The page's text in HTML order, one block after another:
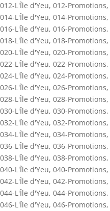
012-L'Île d'Yeu, 012-Promotions,
014-L'Île d'Yeu, 014-Promotions,
016-L'Île d'Yeu, 016-Promotions,
018-L'Île d'Yeu, 018-Promotions,
020-L'Île d'Yeu, 020-Promotions,
022-L'Île d'Yeu, 022-Promotions,
024-L'Île d'Yeu, 024-Promotions,
026-L'Île d'Yeu, 026-Promotions,
028-L'Île d'Yeu, 028-Promotions,
030-L'Île d'Yeu, 030-Promotions,
032-L'Île d'Yeu, 032-Promotions,
034-L'Île d'Yeu, 034-Promotions,
036-L'Île d'Yeu, 036-Promotions,
038-L'Île d'Yeu, 038-Promotions,
040-L'Île d'Yeu, 040-Promotions,
042-L'Île d'Yeu, 042-Promotions,
044-L'Île d'Yeu, 044-Promotions,
046-L'Île d'Yeu, 046-Promotions,